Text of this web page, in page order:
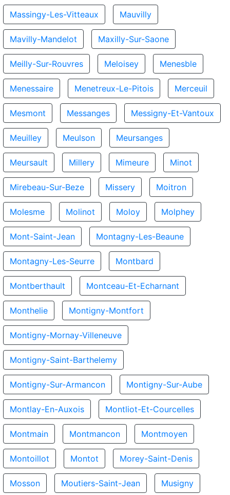
Massingy-Les-Vitteaux Mauvilly
Mavilly-Mandelot Maxilly-Sur-Saone
Meilly-Sur-Rouvres Meloisey Menesble
Menessaire Menetreux-Le-Pitois Merceuil
Mesmont Messanges Messigny-Et-Vantoux
Meuilley Meulson Meursanges
Meursault Millery Mimeure Minot
Mirebeau-Sur-Beze Missery Moitron
Molesme Molinot Moloy Molphey
Mont-Saint-Jean Montagny-Les-Beaune
Montagny-Les-Seurre Montbard
Montberthault Montceau-Et-Echarnant
Monthelie Montigny-Montfort
Montigny-Mornay-Villeneuve
Montigny-Saint-Barthelemy
Montigny-Sur-Armancon Montigny-Sur-Aube
Montlay-En-Auxois Montliot-Et-Courcelles
Montmain Montmancon Montmoyen
Montoillot Montot Morey-Saint-Denis
Mosson Moutiers-Saint-Jean Musigny